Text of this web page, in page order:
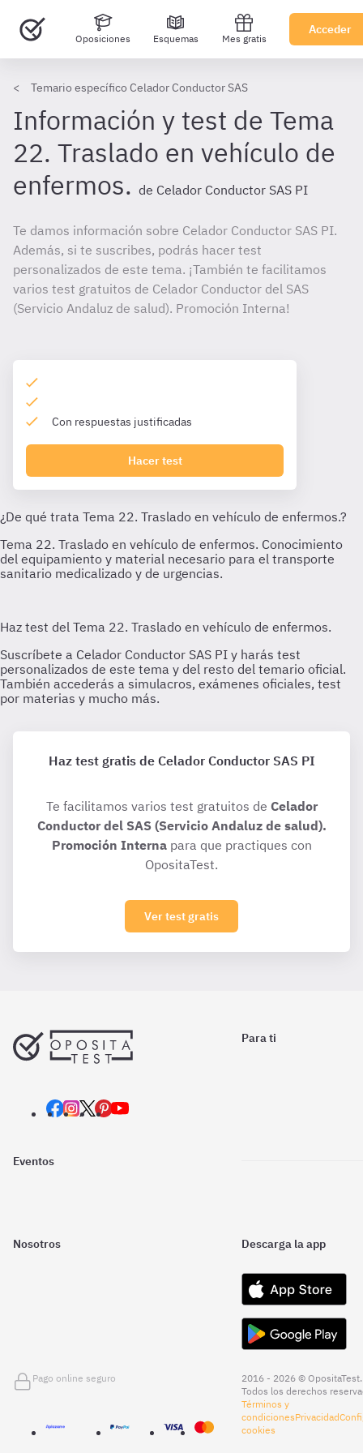
Oposiciones Esquemas Mes gratis
Acceder
Temario específico Celador Conductor SAS
Información y test de Tema
22. Traslado en vehículo de
enfermos. de Celador Conductor SAS PI
Te damos información sobre Celador Conductor SAS PI.
Además, si te suscribes, podrás hacer test
personalizados de este tema. ¡También te facilitamos
varios test gratuitos de Celador Conductor del SAS
(Servicio Andaluz de salud). Promoción Interna!
Con respuestas justificadas
Hacer test
Haz test gratis de Celador Conductor SAS PI
Te facilitamos varios test gratuitos de Celador
Conductor del SAS (Servicio Andaluz de salud).
Promoción Internapara que practiques con
OpositaTest.
Ver test gratis
Para ti
Eventos
Nosotros Descarga la app
Pago online seguro
2016 - 2026 © OpositaTest.
Todos los derechos
Términos y
condicionesPrivacidad
cookies